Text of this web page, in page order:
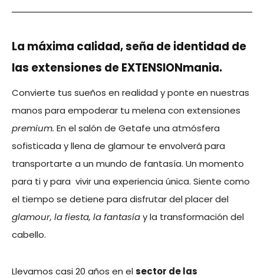
La máxima calidad, seña de identidad de
las extensiones de EXTENSIONmania.
Convierte tus sueños en realidad y ponte en nuestras
manos para empoderar tu melena con extensiones
premium. En el salón de Getafe una atmósfera
sofisticada y llena de glamour te envolverá para
transportarte a un mundo de fantasía. Un momento
para ti y para vivir una experiencia única. Siente como
el tiempo se detiene para disfrutar del placer del
glamour, la fiesta, la fantasíay la transformación del
cabello.
Llevamos casi 20 años en elsector de las